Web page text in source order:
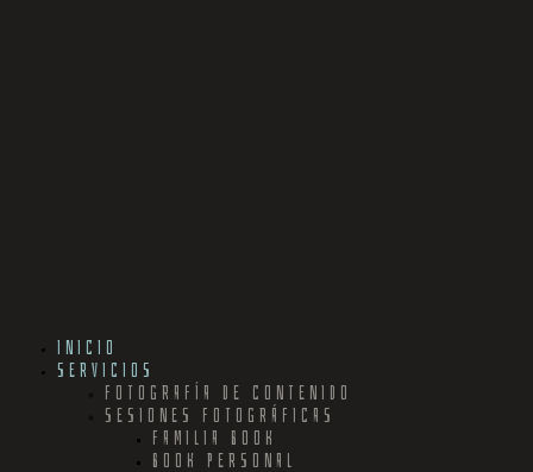
INICIO
SERVICIOS
FOTOGRAFÍA DE CONTENIDO
SESIONES FOTOGRÁFICAS
FAMILIA BOOK
BOOK PERSONAL